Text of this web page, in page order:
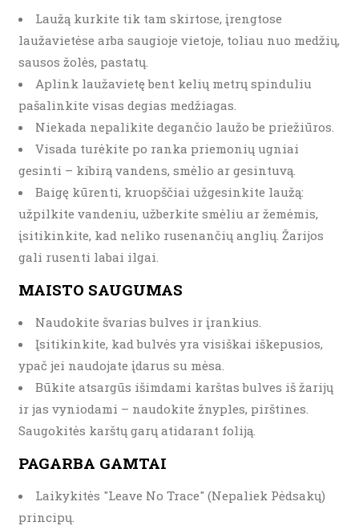
Laužą kurkite tik tam skirtose, įrengtose
laužavietėse arba saugioje vietoje, toliau nuo medžių,
sausos žolės, pastatų.
Aplink laužavietę bent kelių metrų spinduliu
pašalinkite visas degias medžiagas.
Niekada nepalikite degančio laužo be priežiūros.
Visada turėkite po ranka priemonių ugniai
gesinti – kibirą vandens, smėlio ar gesintuvą.
Baigę kūrenti, kruopščiai užgesinkite laužą:
užpilkite vandeniu, užberkite smėliu ar žemėmis,
įsitikinkite, kad neliko rusenančių anglių. Žarijos
gali rusenti labai ilgai.
MAISTO SAUGUMAS
Naudokite švarias bulves ir įrankius.
Įsitikinkite, kad bulvės yra visiškai iškepusios,
ypač jei naudojate įdarus su mėsa.
Būkite atsargūs išimdami karštas bulves iš žarijų
ir jas vyniodami – naudokite žnyples, pirštines.
Saugokitės karštų garų atidarant foliją.
PAGARBA GAMTAI
Laikykitės "Leave No Trace" (Nepaliek Pėdsakų)
principų.